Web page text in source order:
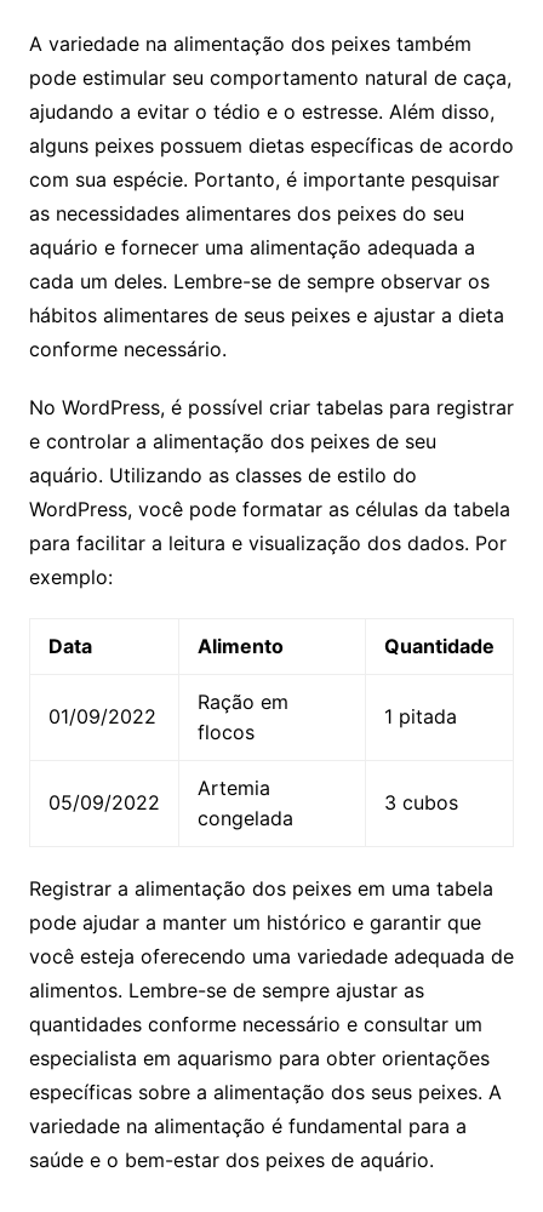
A variedade ⁢na alimentação⁢ dos peixes também‌
pode estimular⁢ seu comportamento natural de ⁤caça,
ajudando⁣ a evitar ⁣o tédio⁢ e‍ o​ estresse. Além disso,
alguns‍ peixes⁢ possuem dietas específicas de acordo
com sua espécie. Portanto, é⁣ importante pesquisar
as ​necessidades alimentares⁢ dos peixes ⁣do‍ seu
⁣aquário e fornecer uma​ alimentação ​adequada a
cada um‍ deles.‌ Lembre-se ⁣de sempre observar‍ os
hábitos alimentares ⁣de seus peixes ⁤e ‌ajustar a dieta
conforme necessário.
No WordPress, é ⁢possível criar ​tabelas para registrar
e controlar a alimentação ⁤dos peixes ‌de seu
aquário. Utilizando as classes‌ de‌ estilo⁤ do
WordPress, você pode ‍formatar as células ⁣da tabela
para facilitar a ​leitura e visualização dos dados.⁢ Por
exemplo:
Data Alimento Quantidade
01/09/2022
Ração em
flocos
1 pitada
05/09/2022
Artemia
congelada
3 cubos
Registrar a alimentação dos peixes ‍em uma tabela
pode ajudar a manter um histórico e garantir que
você esteja oferecendo uma variedade adequada ‌de
alimentos. Lembre-se de sempre ajustar as‌
quantidades ⁤conforme necessário e consultar​ um
‌especialista ​em aquarismo ⁣para​ obter orientações
específicas sobre a ‌alimentação dos‌ seus⁢ peixes. A
variedade ⁢na⁤ alimentação é ⁣fundamental ‌para‌ a
saúde ⁤e ‍o⁣ bem-estar dos ⁢peixes​ de aquário.